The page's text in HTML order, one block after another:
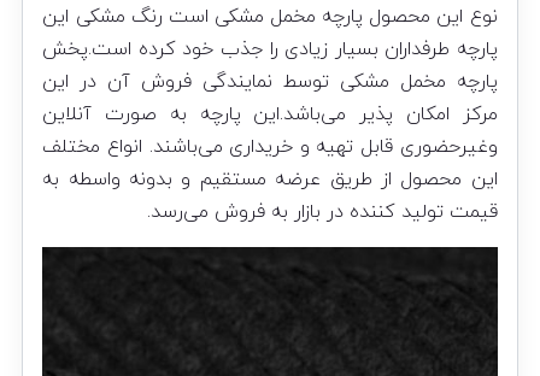
نوع این محصول پارچه مخمل مشکی است رنگ مشکی این
پارچه طرفداران بسیار زیادی را جذب خود کرده است.پخش
پارچه مخمل مشکی توسط نمایندگی فروش آن در این
مرکز امکان پذیر می‌باشد.این پارچه به صورت آنلاین
وغیرحضوری قابل تهیه و خریداری می‌باشند. انواع مختلف
این محصول از طریق عرضه مستقیم و بدونه واسطه به
قیمت تولید کننده در بازار به فروش می‌رسد.